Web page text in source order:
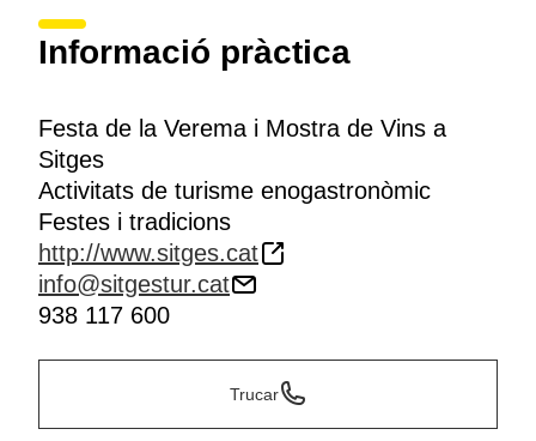
Informació pràctica
Festa de la Verema i Mostra de Vins a
Sitges
Activitats de turisme enogastronòmic
Festes i tradicions
http://www.sitges.cat
info@sitgestur.cat
938 117 600
Trucar